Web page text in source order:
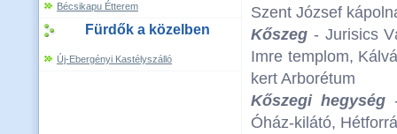
Bécsikapu Étterem
Fürdők a közelben
Új-Ebergényi Kastélyszálló
Szent József
Kőszeg - Jurisics
Imre templom,
kert Arborétum
Kőszegi hegység-
Óház-kilátó,